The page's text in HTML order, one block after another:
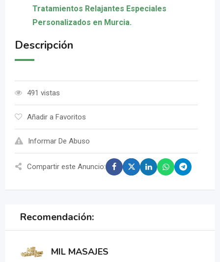
Tratamientos Relajantes Especiales
Personalizados en Murcia.
Descripción
491 vistas
Añadir a Favoritos
Informar De Abuso
Compartir este Anuncio:
Recomendación:
MIL MASAJES